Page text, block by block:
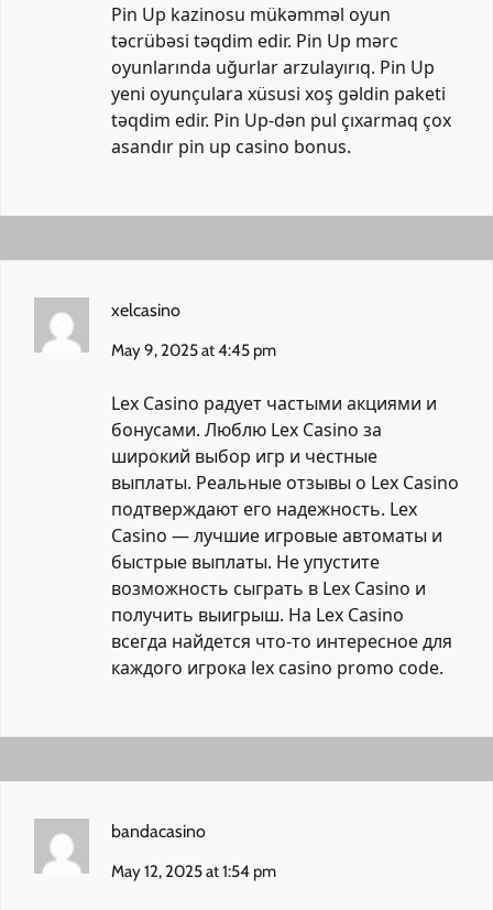
Pin Up kazinosu mükəmməl oyun
təcrübəsi təqdim edir. Pin Up mərc
oyunlarında uğurlar arzulayırıq. Pin Up
yeni oyunçulara xüsusi xoş gəldin paketi
təqdim edir. Pin Up-dən pul çıxarmaq çox
asandır pin up casino bonus.
xelcasino
May 9, 2025 at 4:45 pm
Lex Casino радует частыми акциями и
бонусами. Люблю Lex Casino за
широкий выбор игр и честные
выплаты. Реальные отзывы о Lex Casino
подтверждают его надежность. Lex
Casino — лучшие игровые автоматы и
быстрые выплаты. Не упустите
возможность сыграть в Lex Casino и
получить выигрыш. На Lex Casino
всегда найдется что-то интересное для
каждого игрока lex casino promo code.
bandacasino
May 12, 2025 at 1:54 pm